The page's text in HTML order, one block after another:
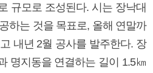
규모로 조성된다. 시는 장낙대
하는 것을 목표로, 올해 연말까
내년 2월 공사를 발주한다. 장
명지동을 연결하는 길이 1.5㎞